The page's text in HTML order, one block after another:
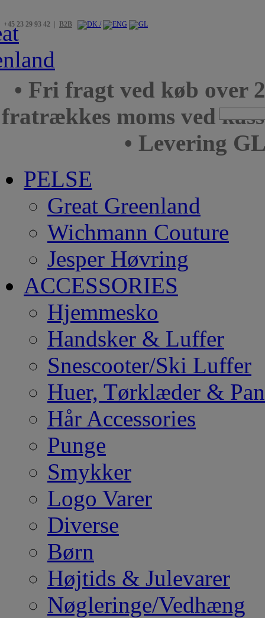
+45 23 29 93 42 | B2B
• Fri fragt ved køb over
fratrækkes moms ved
• Levering
PELSE
Great Greenland
Wichmann Couture
Jesper Høvring
ACCESSORIES
Hjemmesko
Handsker & Luffer
Snescooter/Ski Luffer
Huer, Tørklæder &
Hår Accessories
Punge
Smykker
Logo Varer
Diverse
Børn
Højtids & Julevarer
Nøgleringe/Vedhæng